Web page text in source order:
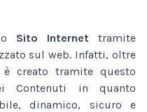
Sito Internet tramite
sul web. Infatti, oltre
è creato tramite questo
Contenuti in quanto
dinamico, sicuro e